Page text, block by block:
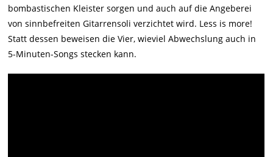
bombastischen Kleister sorgen und auch auf die Angeberei
von sinnbefreiten Gitarrensoli verzichtet wird. Less is more!
Statt dessen beweisen die Vier, wieviel Abwechslung auch in
5-Minuten-Songs stecken kann.